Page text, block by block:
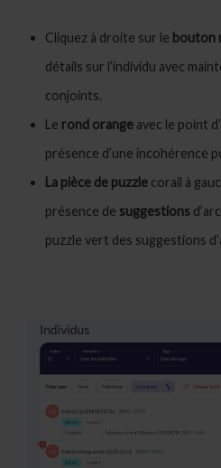
Cliquez à droite sur le bouton
détails sur l’individu avec
conjoints.
Le rond orange avec le point
présence d’une incohérence
La pièce de puzzle corail à
présence de suggestions
puzzle vert des suggestions